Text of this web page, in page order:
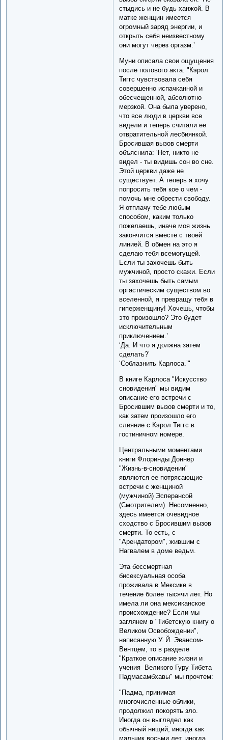
стыдись и не будь ханжой. В
матке женщин имеется
огромный заряд энергии, и
открыть себя неизвестному
они могут через оргазм.’
Муни описала свои ощущения
после полового акта: "Кэрол
Тиггс чувствовала себя
совершенно испачканной и
обесчещенной, абсолютно
мерзкой. Она была уверено,
что все люди в церкви все
видели и теперь считали ее
отвратительной лесбиянкой.
Бросившая вызов смерти
объяснила: ‘Нет, никто не
видел - ты видишь сон во сне.
Этой церкви даже не
существует. А теперь я хочу
попросить тебя кое о чем -
помочь мне обрести свободу.
Я отплачу тебе любым
способом, каким только
пожелаешь, иначе моя жизнь
закончится вместе с твоей
линией. В обмен на это я
сделаю тебя всемогущей.
Если ты захочешь быть
мужчиной, просто скажи. Если
ты захочешь быть самым
оргастическим существом во
вселенной, я превращу тебя в
гиперженщину! Хочешь, чтобы
это произошло? Это будет
исключительным
приключением.’
‘Да. И что я должна затем
сделать?’
‘Соблазнить Карлоса.’"
В книге Карлоса "Искусство
сновидения" мы видим
описание его встречи с
Бросившим вызов смерти и то,
как затем произошло его
слияние с Кэрол Тиггс в
гостиничном номере.
Центральными моментами
книги Флоринды Доннер
"Жизнь-в-сновидении"
являются ее потрясающие
встречи с женщиной
(мужчиной) Эсперансой
(Смотрителем). Несомненно,
здесь имеется очевидное
сходство с Бросившим вызов
смерти. То есть, с
"Арендатором", жившим с
Нагвалем в доме ведьм.
Эта бессмертная
бисексуальная особа
проживала в Мексике в
течение более тысячи лет. Но
имела ли она мексиканское
происхождение? Если мы
заглянем в "Тибетскую книгу о
Великом Освобождении",
написанную У. Й. Эвансом-
Вентцем, то в разделе
"Краткое описание жизни и
учения Великого Гуру Тибета
Падмасамбхавы" мы прочтем:
"Падма, принимая
многочисленные облики,
продолжил покорять зло.
Иногда он выглядел как
обычный нищий, иногда как
мальчик восьми лет, иногда